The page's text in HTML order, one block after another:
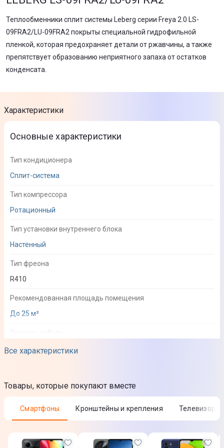
Теплообменники сплит системы Leberg серии Freya 2.0 LS-
09FRA2/LU-09FRA2 покрыты специальной гидрофильной
пленкой, которая предохраняет детали от ржавчины, а также
препятствует образованию неприятного запаха от остатков
конденсата.
Характеристики
Все характеристики
Основные характеристики
Тип кондиционера
Сплит-система
Тип компрессора
Ротационный
Тип установки внутреннего блока
Настенный
Тип фреона
R410
Рекомендованная площадь помещения
До 25 м²
Охлаждение
Вентиляция
Осушение
Турбо режим
Режим сна
Товары, которые покупают вместе
Смартфоны Кронштейны и крепления Телевизоры